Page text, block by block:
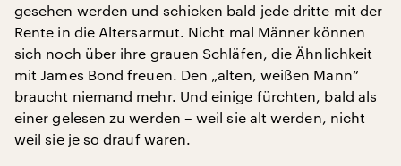
gesehen werden und schicken bald jede dritte mit der
Rente in die Altersarmut. Nicht mal Männer können
sich noch über ihre grauen Schläfen, die Ähnlichkeit
mit James Bond freuen. Den „alten, weißen Mann“
braucht niemand mehr. Und einige fürchten, bald als
einer gelesen zu werden – weil sie alt werden, nicht
weil sie je so drauf waren.